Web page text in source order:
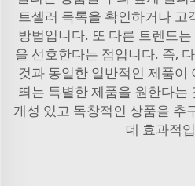
트셀러 목록을 확인하거나 고
방법입니다. 또 다른 트렌드
을 선호한다는 점입니다. 즉,
것과 동일한 일반적인 제품이
띄는 특별한 제품을 원한다는
개성 있고 독창적인 상품을 추
데 효과적